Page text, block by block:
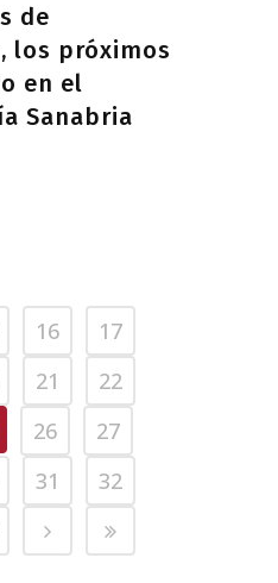
de
los próximos
en el
Sanabria
16
17
21
22
26
27
31
32